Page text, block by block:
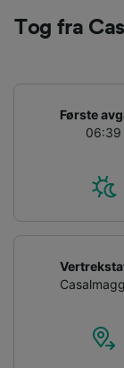
Tog fra
Første
06:39
We and
and/or
audience